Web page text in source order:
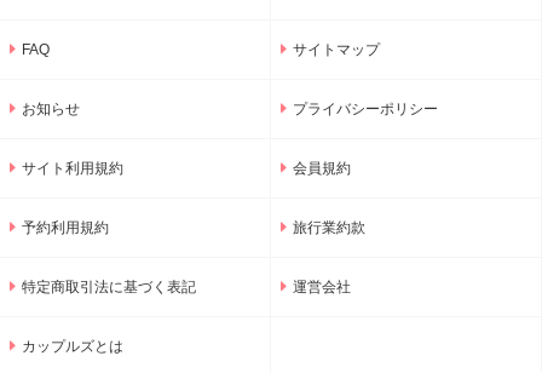
FAQ サイトマップ
お知らせ プライバシーポリシー
サイト利用規約 会員規約
予約利用規約 旅行業約款
特定商取引法に基づく表記 運営会社
カップルズとは